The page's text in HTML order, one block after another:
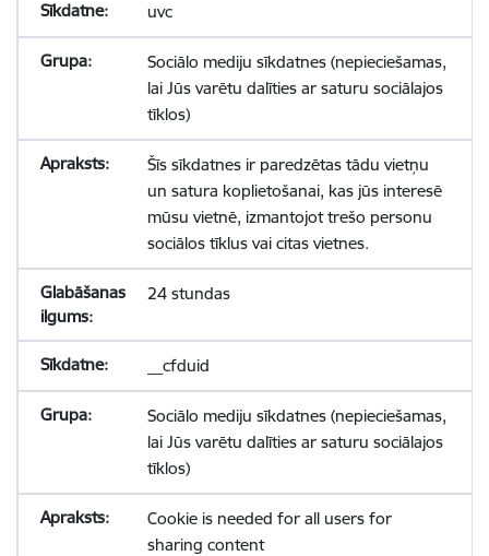
uvc
Sociālo mediju sīkdatnes (nepieciešamas,
lai Jūs varētu dalīties ar saturu sociālajos
tīklos)
Šīs sīkdatnes ir paredzētas tādu vietņu
un satura koplietošanai, kas jūs interesē
mūsu vietnē, izmantojot trešo personu
sociālos tīklus vai citas vietnes.
24 stundas
__cfduid
Sociālo mediju sīkdatnes (nepieciešamas,
lai Jūs varētu dalīties ar saturu sociālajos
tīklos)
Cookie is needed for all users for
sharing content